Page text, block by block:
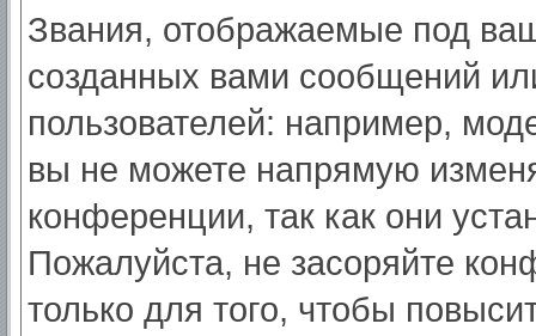
Звания, отображаемые под
созданных вами сообщений
пользователей: например,
вы не можете напрямую
конференции, так как они
Пожалуйста, не засоряйте
только для того, чтобы